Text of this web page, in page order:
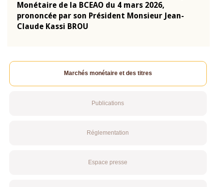
Monétaire de la BCEAO du 4 mars 2026,
prononcée par son Président Monsieur Jean-
Claude Kassi BROU
Marchés monétaire et des titres
Publications
Réglementation
Espace presse